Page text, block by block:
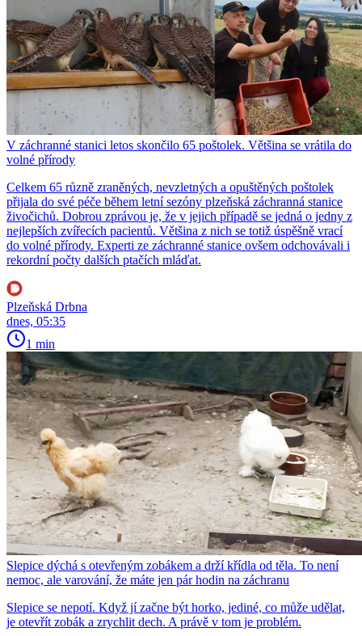
V záchranné stanici letos skončilo 65 poštolek. Většina se vrátila do
volné přírody
Celkem 65 různě zraněných, nevzletných a opuštěných poštolek
přijala do své péče během letní sezóny plzeňská záchranná stanice
živočichů. Dobrou zprávou je, že v jejich případě se jedná o jedny z
nejlepších zvířecích pacientů. Většina z nich se totiž úspěšně vrací
do volné přírody. Experti ze záchranné stanice ovšem odchovávali i
rekordní počty dalších ptačích mláďat.
Plzeňská Drbna
dnes, 05:35
1 min
Slepice dýchá s otevřeným zobákem a drží křídla od těla. To není
nemoc, ale varování, že máte jen pár hodin na záchranu
Slepice se nepotí. Když jí začne být horko, jediné, co může udělat,
je otevřít zobák a zrychlit dech. A právě v tom je problém.